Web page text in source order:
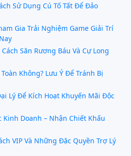
Sử Dụng Cú Tố Tất Để Đảo
Gia Trải Nghiệm Game Giải Trí
Săn Rương Báu Và Cự Long
Không? Lưu Ý Để Tránh Bị
Lý Để Kích Hoạt Khuyến Mãi Độc
Kinh Doanh – Nhận Chiết Khấu
VIP Và Những Đặc Quyền Trợ Lý